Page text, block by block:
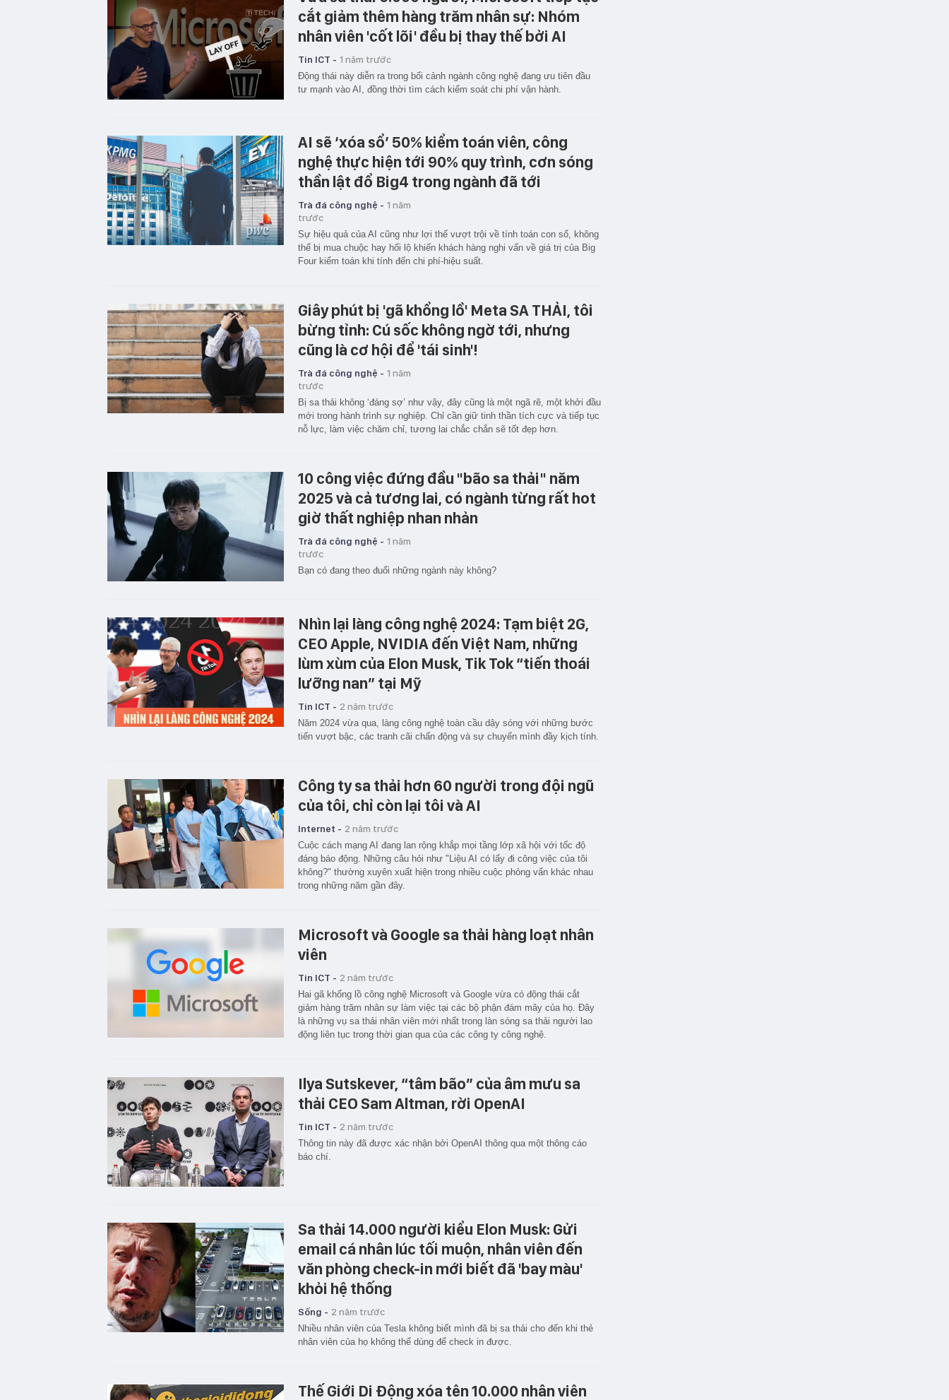
cắt giảm thêm hàng trăm nhân sự: Nhóm
nhân viên 'cốt lõi' đều bị thay thế bởi AI
Tin ICT - 1 năm trước
Động thái này diễn ra trong bối cảnh ngành công nghệ đang ưu tiên đầu
tư mạnh vào AI, đồng thời tìm cách kiểm soát chi phí vận hành.
AI sẽ ‘xóa sổ’ 50% kiểm toán viên, công
nghệ thực hiện tới 90% quy trình, cơn sóng
thần lật đổ Big4 trong ngành đã tới
Trà đá công nghệ - 1 năm
trước
Sự hiệu quả của AI cũng như lợi thế vượt trội về tính toán con số, không
thể bị mua chuộc hay hối lộ khiến khách hàng nghi vấn về giá trị của Big
Four kiểm toán khi tính đến chi phí-hiệu suất.
Giây phút bị 'gã khổng lồ' Meta SA THẢI, tôi
bừng tỉnh: Cú sốc không ngờ tới, nhưng
cũng là cơ hội để 'tái sinh'!
Trà đá công nghệ - 1 năm
trước
Bị sa thải không ‘đáng sợ’ như vậy, đây cũng là một ngã rẽ, một khởi đầu
mới trong hành trình sự nghiệp. Chỉ cần giữ tinh thần tích cực và tiếp tục
nỗ lực, làm việc chăm chỉ, tương lai chắc chắn sẽ tốt đẹp hơn.
10 công việc đứng đầu "bão sa thải" năm
2025 và cả tương lai, có ngành từng rất hot
giờ thất nghiệp nhan nhản
Trà đá công nghệ - 1 năm
trước
Bạn có đang theo đuổi những ngành này không?
Nhìn lại làng công nghệ 2024: Tạm biệt 2G,
CEO Apple, NVIDIA đến Việt Nam, những
lùm xùm của Elon Musk, Tik Tok “tiến thoái
lưỡng nan” tại Mỹ
Tin ICT - 2 năm trước
Năm 2024 vừa qua, làng công nghệ toàn cầu dậy sóng với những bước
tiến vượt bậc, các tranh cãi chấn động và sự chuyển mình đầy kịch tính.
Công ty sa thải hơn 60 người trong đội ngũ
của tôi, chỉ còn lại tôi và AI
Internet - 2 năm trước
Cuộc cách mạng AI đang lan rộng khắp mọi tầng lớp xã hội với tốc độ
đáng báo động. Những câu hỏi như "Liệu AI có lấy đi công việc của tôi
không?" thường xuyên xuất hiện trong nhiều cuộc phỏng vấn khác nhau
trong những năm gần đây.
Microsoft và Google sa thải hàng loạt nhân
viên
Tin ICT - 2 năm trước
Hai gã khổng lồ công nghệ Microsoft và Google vừa có động thái cắt
giảm hàng trăm nhân sự làm việc tại các bộ phận đám mây của họ. Đây
là những vụ sa thải nhân viên mới nhất trong làn sóng sa thải người lao
động liên tục trong thời gian qua của các công ty công nghệ.
Ilya Sutskever, “tâm bão” của âm mưu sa
thải CEO Sam Altman, rời OpenAI
Tin ICT - 2 năm trước
Thông tin này đã được xác nhận bởi OpenAI thông qua một thông cáo
báo chí.
Sa thải 14.000 người kiểu Elon Musk: Gửi
email cá nhân lúc tối muộn, nhân viên đến
văn phòng check-in mới biết đã 'bay màu'
khỏi hệ thống
Sống - 2 năm trước
Nhiều nhân viên của Tesla không biết mình đã bị sa thải cho đến khi thẻ
nhân viên của họ không thể dùng để check in được.
Thế Giới Di Động xóa tên 10.000 nhân viên